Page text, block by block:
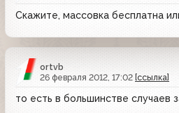
Скажите, массовка бесплатна
ortvb
26 февраля 2012, 17:02 [ссылка]
то есть в большинстве случаев